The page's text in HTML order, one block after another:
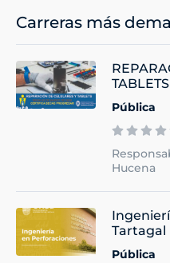
Carreras más
TABLETS
Pública
Hucena
Tartagal
Pública